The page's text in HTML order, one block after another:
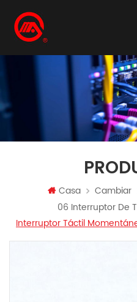
Casa Cambiar
06 Interruptor De
Interruptor Táctil